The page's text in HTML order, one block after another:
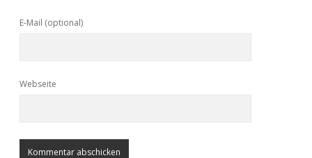
E-Mail (optional)
Webseite